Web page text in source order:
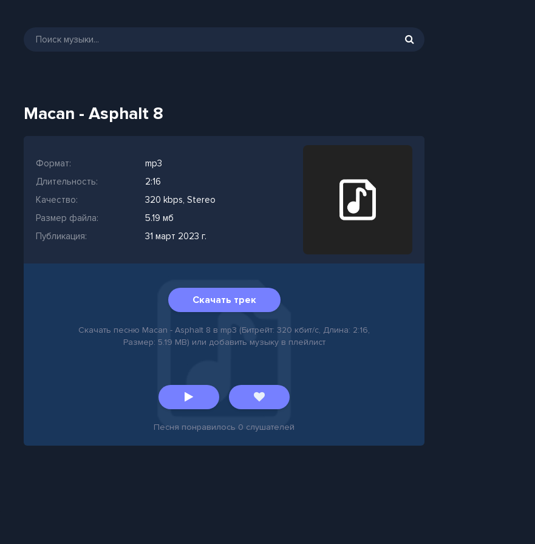
Macan - Asphalt 8
Формат:
mp3
Длительность:
2:16
Качество:
320 kbps, Stereo
Размер файла:
5.19 мб
Публикация:
31 март 2023 г.
Скачать трек
Скачать песню Macan - Asphalt 8 в mp3 (Битрейт: 320 кбит/с, Длина: 2:16,
Размер: 5.19 MB) или добавить музыку в плейлист
Песня понравилось 0 слушателей